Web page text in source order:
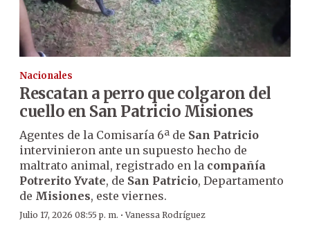
Nacionales
Rescatan a perro que colgaron del
cuello en San Patricio Misiones
Agentes de la Comisaría 6ª de San Patricio
intervinieron ante un supuesto hecho de
maltrato animal, registrado en la compañía
Potrerito Yvate, de San Patricio, Departamento
de Misiones, este viernes.
Julio 17, 2026 08:55 p. m. ·Vanessa Rodríguez